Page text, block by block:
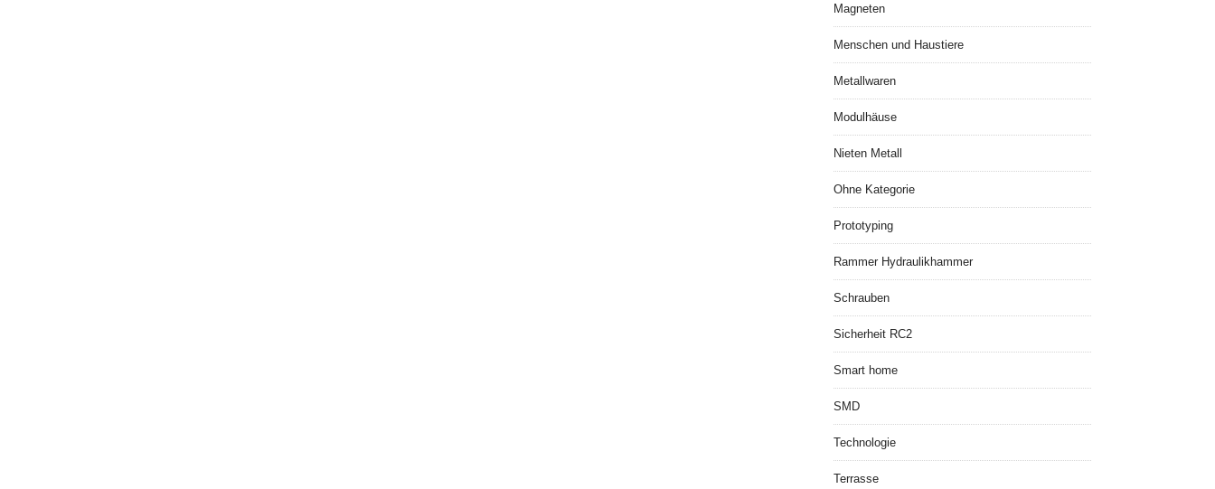
Magneten
Menschen und Haustiere
Metallwaren
Modulhäuse
Nieten Metall
Ohne Kategorie
Prototyping
Rammer Hydraulikhammer
Schrauben
Sicherheit RC2
Smart home
SMD
Technologie
Terrasse